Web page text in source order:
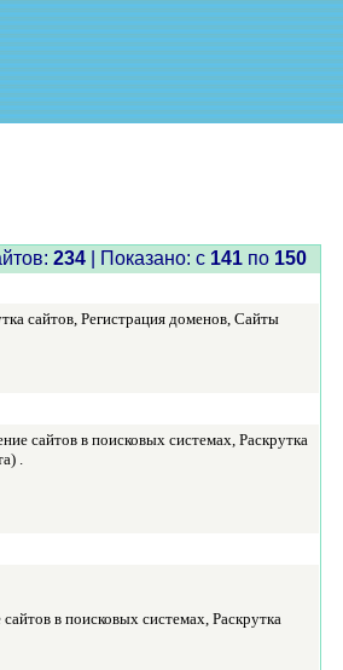
234| Показано: c 141по 150
сайтов, Регистрация доменов, Сайты
сайтов в поисковых системах, Раскрутка
.
в поисковых системах, Раскрутка